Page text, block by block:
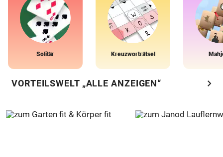
Solitär Kreuzworträtsel
VORTEILSWELT „ALLE ANZEIGEN“ chevron_right